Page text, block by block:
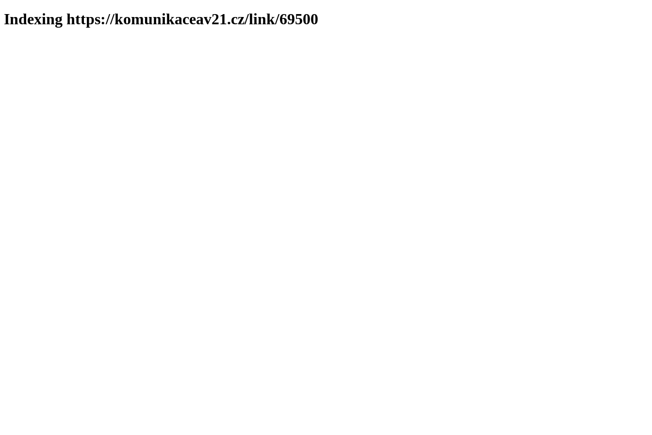
Indexing https://komunikaceav21.cz/link/69500